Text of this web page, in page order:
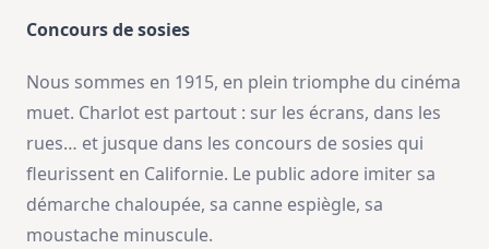
Concours de sosies
Nous sommes en 1915, en plein triomphe du cinéma
muet. Charlot est partout : sur les écrans, dans les
rues… et jusque dans les concours de sosies qui
fleurissent en Californie. Le public adore imiter sa
démarche chaloupée, sa canne espiègle, sa
moustache minuscule.